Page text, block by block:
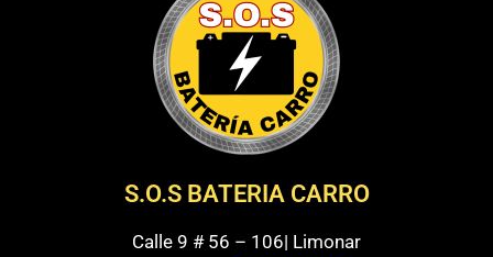
S.O.S BATERIA CARRO
Calle 9 # 56 – 106| Limonar